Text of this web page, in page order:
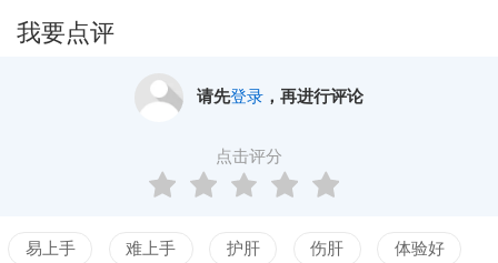
围，另外一个喜讯是，超级好玩的《武林外传》还将
开放内测直到正式运营，玩家都可以免费登陆游戏，
考虑到电视剧的众多腐竹也会来到这款免费游戏
我要点评
请先登录，再进行评论
点击评分
易上手 难上手 护肝 伤肝 体验好